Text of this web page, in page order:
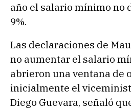
año el salario mínimo no
9%.
Las declaraciones de
no aumentar el salario
abrieron una ventana de
inicialmente el
Diego Guevara, señaló